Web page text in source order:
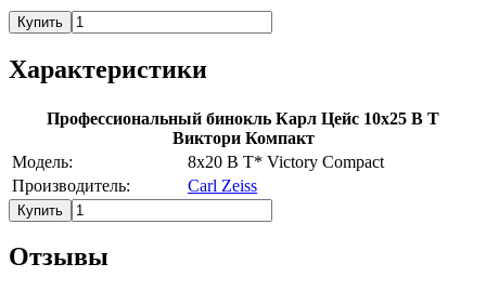
Купить
Характеристики
Профессиональный бинокль Карл Цейс 10х25 В Т
Виктори Компакт
Модель:
8x20 B T* Victory Compact
Производитель:
Carl Zeiss
Купить
Отзывы